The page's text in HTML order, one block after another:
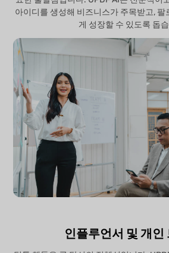
아이디를 생성해 비즈니스가 주목받고,
게 성장할 수 있도록 돕
인플루언서 및 개인